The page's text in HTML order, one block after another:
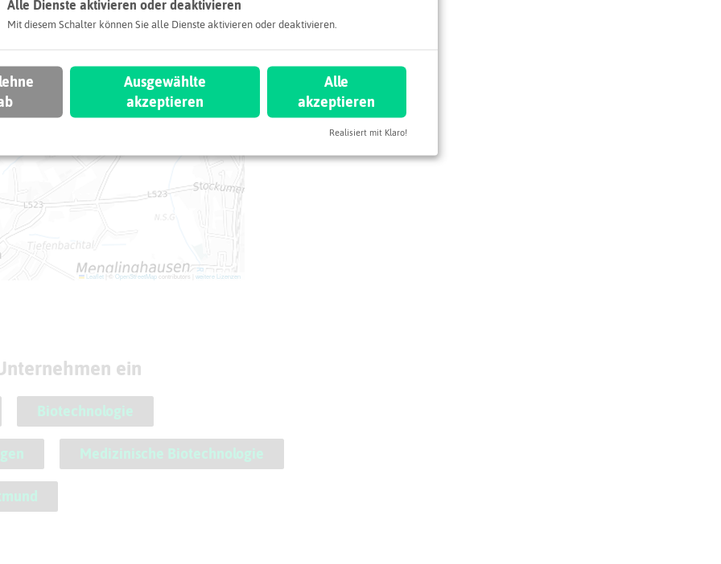
Leaflet OpenStreetMapcontributors | weitere Lizenzen
ein
Biotechnologie
Medizinische Biotechnologie
Alle Dienste aktivieren oder deaktivieren
Mit diesem Schalter können Sie alle Dienste aktivieren oder deaktivieren.
Ausgewählte
akzeptieren
Alle
akzeptieren
Realisiert mit Klaro!